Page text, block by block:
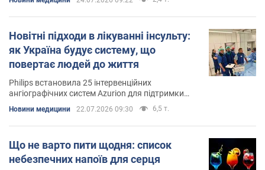
Новітні підходи в лікуванні інсульту:
як Україна будує систему, що
повертає людей до життя
Philips встановила 25 інтервенційних
ангіографічних систем Azurion для підтримки
малоінвазивних методів лікування інсультів
Новини медицини 22.07.2026 09:30 6,5 т.
Що не варто пити щодня: список
небезпечних напоїв для серця